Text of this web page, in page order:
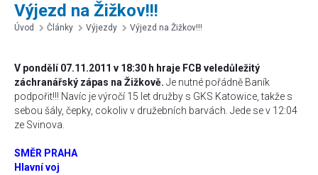
Výjezd na Žižkov!!!
Úvod Články Výjezdy Výjezd na Žižkov!!!
V pondělí 07.11.2011 v 18:30 h hraje FCB veledůležitý
záchranářský zápas na Žižkově. Je nutné pořádně Baník
podpořit!!! Navíc je výročí 15 let družby s GKS Katowice, takže s
sebou šály, čepky, cokoliv v družebních barvách. Jede se v 12:04
ze Svinova.
SMĚR PRAHA
Hlavní voj